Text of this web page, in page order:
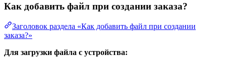
Как добавить файл при создании заказа?
Заголовок раздела «Как добавить файл при создании
заказа?»
Для загрузки файла с устройства: